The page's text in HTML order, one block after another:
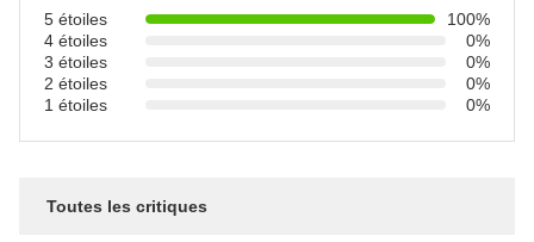
5 étoiles
100%
4 étoiles
0%
3 étoiles
0%
2 étoiles
0%
1 étoiles
0%
Toutes les critiques